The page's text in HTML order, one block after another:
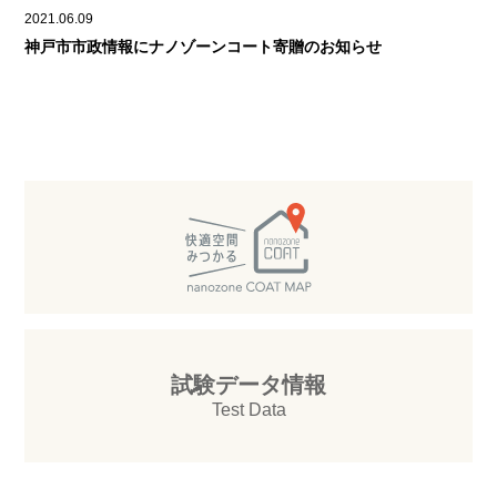
2021.06.09
神戸市市政情報にナノゾーンコート寄贈のお知らせ
試験データ情報
Test Data